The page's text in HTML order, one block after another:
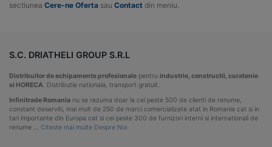
sectiunea Cere-ne Oferta sau Contact din meniu.
S.C. DRIATHELI GROUP S.R.L
Distribuitor de echipamente profesionale pentru industrie, constructii, curatenie
si HORECA. Distributie nationala, transport gratuit.
Infinitrade Romania nu se rezuma doar la cei peste 500 de clienti de renume,
constant deserviti, mai mult de 250 de marci comercializate atat in Romania cat si in
tari importante din Europa cat si cei peste 300 de furnizori interni si internationali de
renume … Citeste mai multe Despre Noi